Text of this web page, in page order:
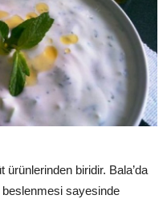
ürünlerinden biridir. Bala’da
beslenmesi sayesinde